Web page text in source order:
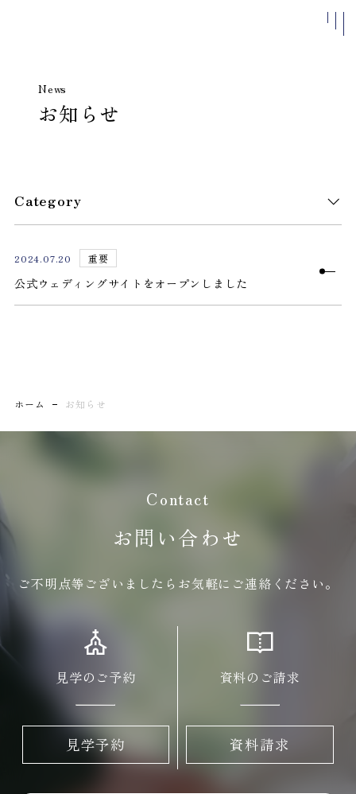
私たちについて
お知らせ
お申込み
プライバシーポリシ
ー
News
お知らせ
2024.07.20 重要
公式ウェディングサイトをオープンしました
Category
ホーム お知らせ
Contact
お問い合わせ
ご不明点等ございましたらお気軽にご連絡ください。
見学のご予約
見学予約
資料のご請求
資料請求